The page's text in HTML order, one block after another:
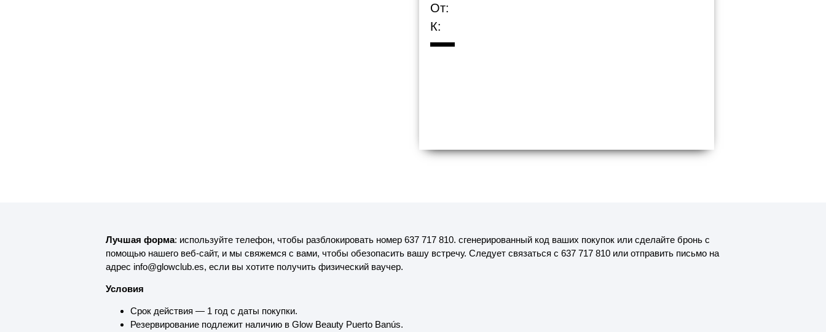
От:
К:
Лучшая форма: используйте телефон, чтобы разблокировать номер 637 717 810. сгенерированный код ваших покупок или сделайте бронь с
помощью нашего веб-сайт, и мы свяжемся с вами, чтобы обезопасить вашу встречу. Следует связаться с 637 717 810 или отправить письмо на
адрес info@glowclub.es, если вы хотите получить физический ваучер.
Условия
Срок действия — 1 год с даты покупки.
Резервирование подлежит наличию в Glow Beauty Puerto Banús.